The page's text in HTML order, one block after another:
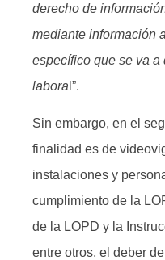
derecho de
mediante información
específico que se va a
labora l”.
Sin embargo, en el
finalidad es de
instalaciones y
cumplimiento de la
de la LOPD y la
entre otros, el deber